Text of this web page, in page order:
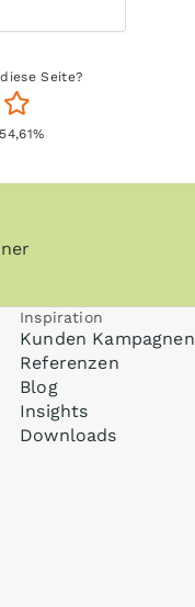
Seite?
54,61%
Inspiration
Kunden Kampagnen
Referenzen
Blog
Insights
Downloads